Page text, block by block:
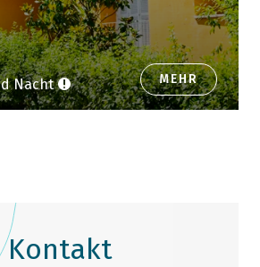
Nacht MEHR
Kontakt